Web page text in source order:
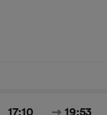
17:10 19:53